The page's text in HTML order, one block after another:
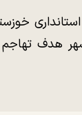
هدف